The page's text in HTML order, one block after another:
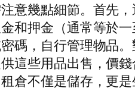
意幾點細節。首先
和押金（通常等於
碼，自行管理物品
這些用品出售，價
倉不僅是儲存，更